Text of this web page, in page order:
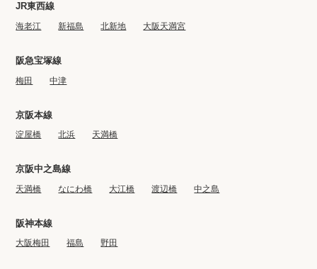
JR東西線
海老江 新福島 北新地 大阪天満宮
阪急宝塚線
梅田 中津
京阪本線
淀屋橋 北浜 天満橋
京阪中之島線
天満橋 なにわ橋 大江橋 渡辺橋 中之島
阪神本線
大阪梅田 福島 野田